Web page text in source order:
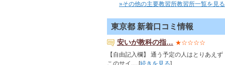
»その他の主要教習所教習所一覧を見る
東京都 新着口コミ情報
安いが教科の指… ★☆☆☆☆
【自由記入欄】 通う予定の人はとりあえず
このサイ.....[続きを見る]